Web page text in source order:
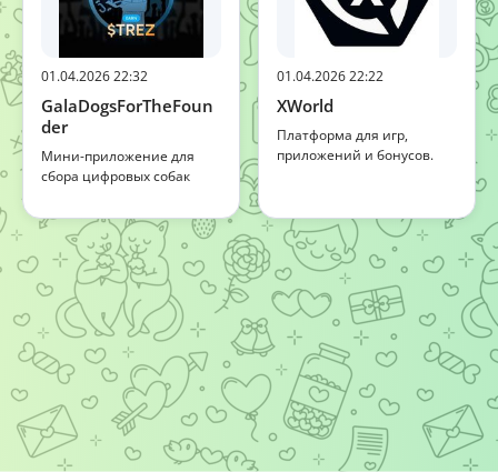
01.04.2026 22:32
GalaDogsForTheFoun
der
Мини-приложение для
сбора цифровых собак
01.04.2026 22:22
XWorld
Платформа для игр,
приложений и бонусов.